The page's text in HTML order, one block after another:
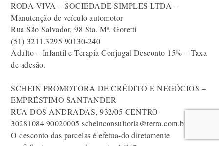
RODA VIVA – SOCIEDADE SIMPLES LTDA –
Manutenção de veículo automotor
Rua São Salvador, 98 Sta. Mª. Goretti
(51) 3211.3295 90130-240
Adulto – Infantil e Terapia Conjugal Desconto 15% – Taxa
de adesão.
SCHEIN PROMOTORA DE CRÉDITO E NEGÓCIOS –
EMPRÉSTIMO SANTANDER
RUA DOS ANDRADAS, 932/05 CENTRO
30281084 90020005 scheinconsultoria@terra.com.br
O desconto das parcelas é efetua-do diretamente